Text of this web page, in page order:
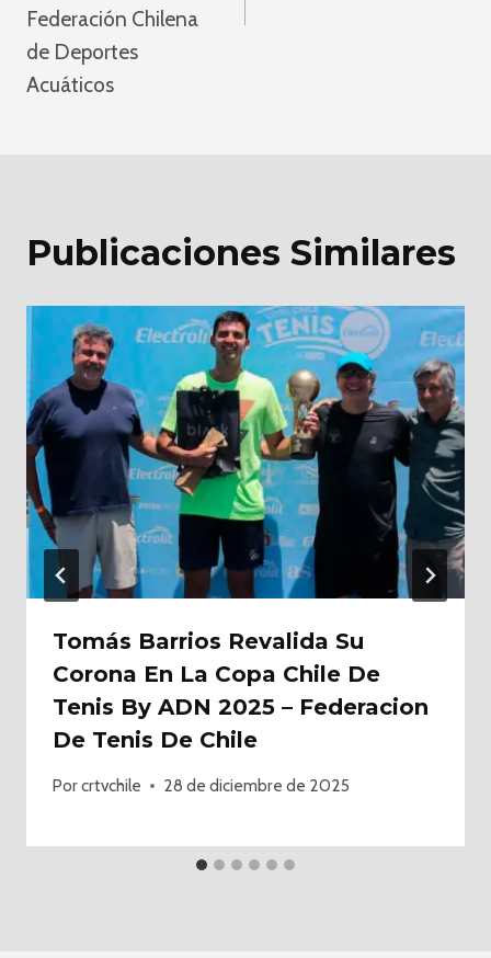
Federación Chilena
de Deportes
Acuáticos
Publicaciones Similares
Tomás Barrios Revalida Su
Corona En La Copa Chile De
Tenis By ADN 2025 – Federacion
De Tenis De Chile
Porcrtvchile 28 de diciembre de 2025